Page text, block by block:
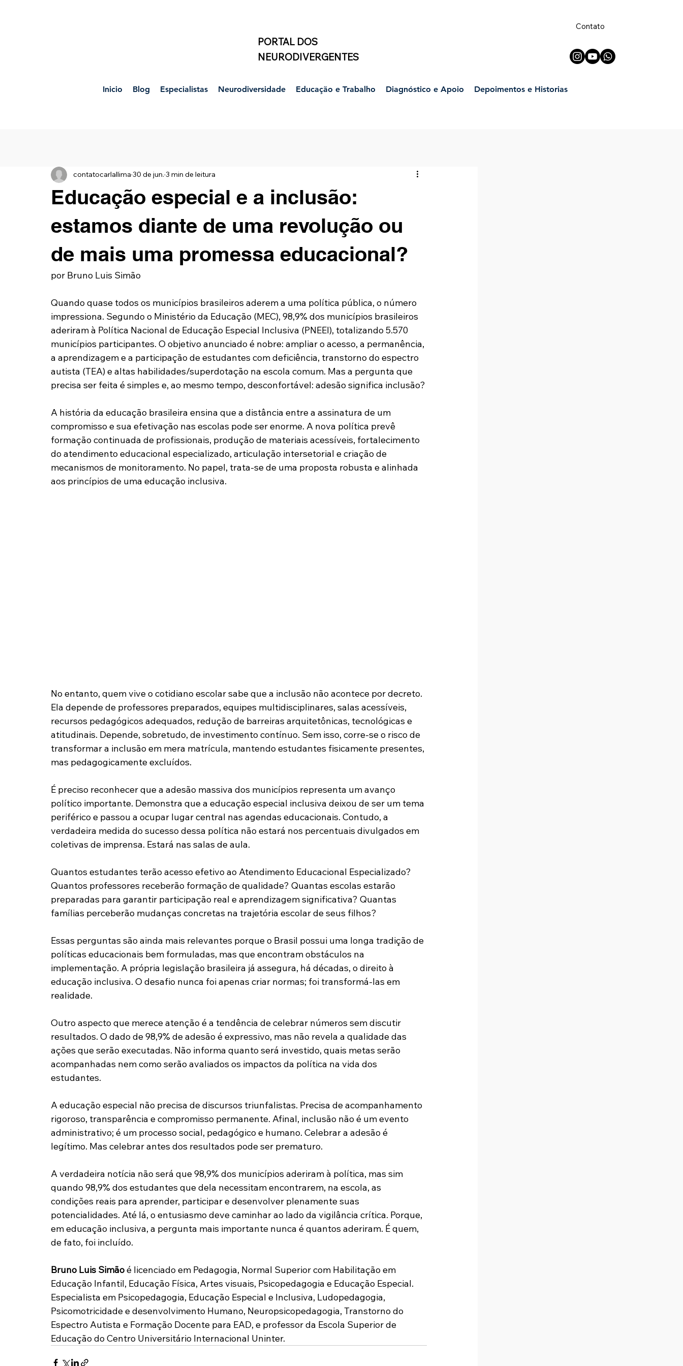
PORTAL DOS
NEURODIVERGENTES
Contato
Inicio Blog Especialistas Neurodiversidade Educação e Trabalho Diagnóstico e Apoio Depoimentos e Historias
Educação especial e a inclusão:
estamos diante de uma revolução ou
de mais uma promessa educacional?
contatocarlallima 30 de jun. 3 min de leitura
por Bruno Luis Simão
Quando quase todos os municípios brasileiros aderem a uma política pública, o número
impressiona. Segundo o Ministério da Educação (MEC), 98,9% dos municípios brasileiros
aderiram à Política Nacional de Educação Especial Inclusiva (PNEEI), totalizando 5.570
municípios participantes. O objetivo anunciado é nobre: ampliar o acesso, a permanência,
a aprendizagem e a participação de estudantes com deficiência, transtorno do espectro
autista (TEA) e altas habilidades/superdotação na escola comum. Mas a pergunta que
precisa ser feita é simples e, ao mesmo tempo, desconfortável: adesão significa inclusão?
A história da educação brasileira ensina que a distância entre a assinatura de um
compromisso e sua efetivação nas escolas pode ser enorme. A nova política prevê
formação continuada de profissionais, produção de materiais acessíveis, fortalecimento
do atendimento educacional especializado, articulação intersetorial e criação de
mecanismos de monitoramento. No papel, trata-se de uma proposta robusta e alinhada
aos princípios de uma educação inclusiva.
No entanto, quem vive o cotidiano escolar sabe que a inclusão não acontece por decreto.
Ela depende de professores preparados, equipes multidisciplinares, salas acessíveis,
recursos pedagógicos adequados, redução de barreiras arquitetônicas, tecnológicas e
atitudinais. Depende, sobretudo, de investimento contínuo. Sem isso, corre-se o risco de
transformar a inclusão em mera matrícula, mantendo estudantes fisicamente presentes,
mas pedagogicamente excluídos.
É preciso reconhecer que a adesão massiva dos municípios representa um avanço
político importante. Demonstra que a educação especial inclusiva deixou de ser um tema
periférico e passou a ocupar lugar central nas agendas educacionais. Contudo, a
verdadeira medida do sucesso dessa política não estará nos percentuais divulgados em
coletivas de imprensa. Estará nas salas de aula.
Quantos estudantes terão acesso efetivo ao Atendimento Educacional Especializado?
Quantos professores receberão formação de qualidade? Quantas escolas estarão
preparadas para garantir participação real e aprendizagem significativa? Quantas
famílias perceberão mudanças concretas na trajetória escolar de seus filhos?
Essas perguntas são ainda mais relevantes porque o Brasil possui uma longa tradição de
políticas educacionais bem formuladas, mas que encontram obstáculos na
implementação. A própria legislação brasileira já assegura, há décadas, o direito à
educação inclusiva. O desafio nunca foi apenas criar normas; foi transformá-las em
realidade.
Outro aspecto que merece atenção é a tendência de celebrar números sem discutir
resultados. O dado de 98,9% de adesão é expressivo, mas não revela a qualidade das
ações que serão executadas. Não informa quanto será investido, quais metas serão
acompanhadas nem como serão avaliados os impactos da política na vida dos
estudantes.
A educação especial não precisa de discursos triunfalistas. Precisa de acompanhamento
rigoroso, transparência e compromisso permanente. Afinal, inclusão não é um evento
administrativo; é um processo social, pedagógico e humano. Celebrar a adesão é
legítimo. Mas celebrar antes dos resultados pode ser prematuro.
A verdadeira notícia não será que 98,9% dos municípios aderiram à política, mas sim
quando 98,9% dos estudantes que dela necessitam encontrarem, na escola, as
condições reais para aprender, participar e desenvolver plenamente suas
potencialidades. Até lá, o entusiasmo deve caminhar ao lado da vigilância crítica. Porque,
em educação inclusiva, a pergunta mais importante nunca é quantos aderiram. É quem,
de fato, foi incluído.
Bruno Luis Simão é licenciado em Pedagogia, Normal Superior com Habilitação em
Educação Infantil, Educação Física, Artes visuais, Psicopedagogia e Educação Especial.
Especialista em Psicopedagogia, Educação Especial e Inclusiva, Ludopedagogia,
Psicomotricidade e desenvolvimento Humano, Neuropsicopedagogia, Transtorno do
Espectro Autista e Formação Docente para EAD, e professor da Escola Superior de
Educação do Centro Universitário Internacional Uninter.